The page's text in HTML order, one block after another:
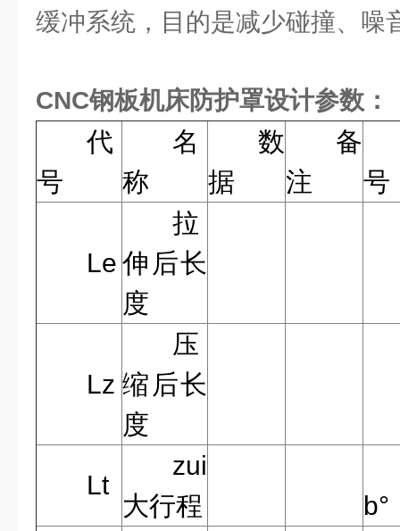
缓冲系统，目的是减少碰撞、噪
CNC钢板机床防护罩设计参数：
代
号
名
称
数
据
备
注
号
Le
拉
伸后长
度
Lz
压
缩后长
度
Lt
zui
大行程
b°